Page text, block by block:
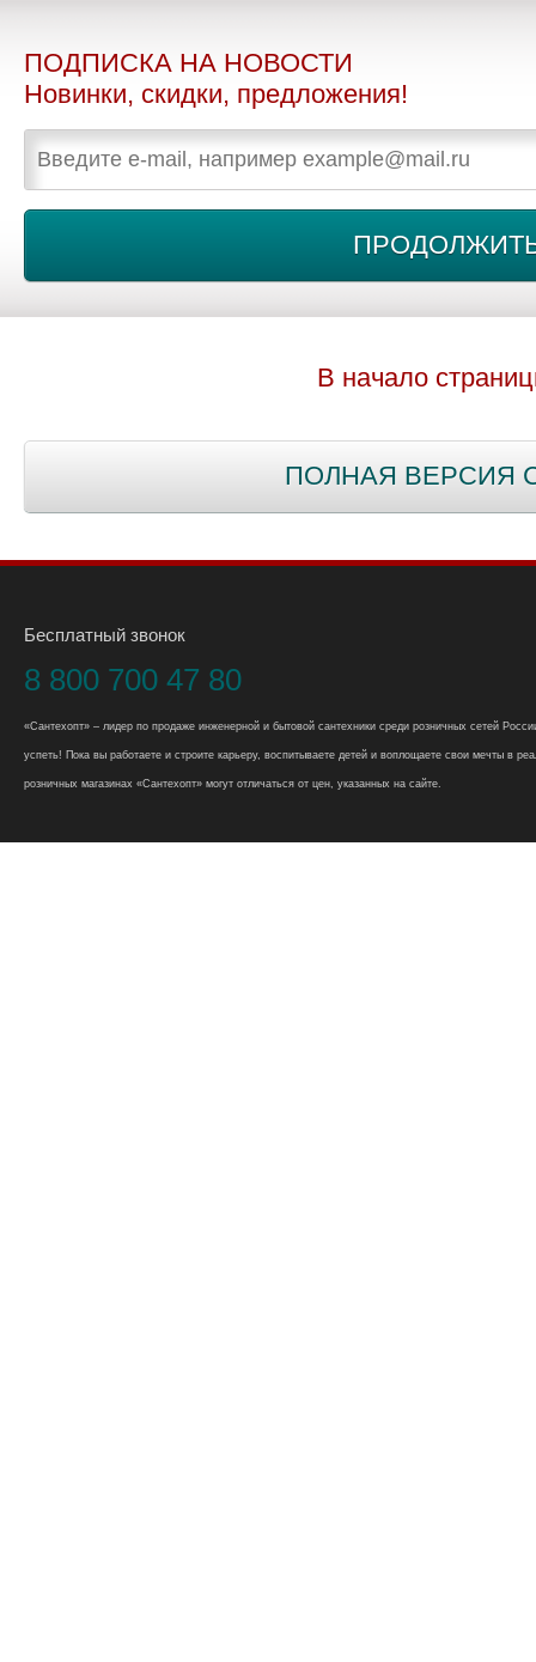
ПОДПИСКА НА НОВОСТИ
Новинки, скидки, предложения!
В начало
ПОЛНАЯ ВЕРСИЯ
Бесплатный звонок
8 800 700 47 80
«Сантехопт» – лидер по продаже инженерной и бытовой сантехники среди розничных сетей
успеть! Пока вы работаете и строите карьеру, воспитываете детей и воплощаете свои мечты в
розничных магазинах «Сантехопт» могут отличаться от цен, указанных на сайте.